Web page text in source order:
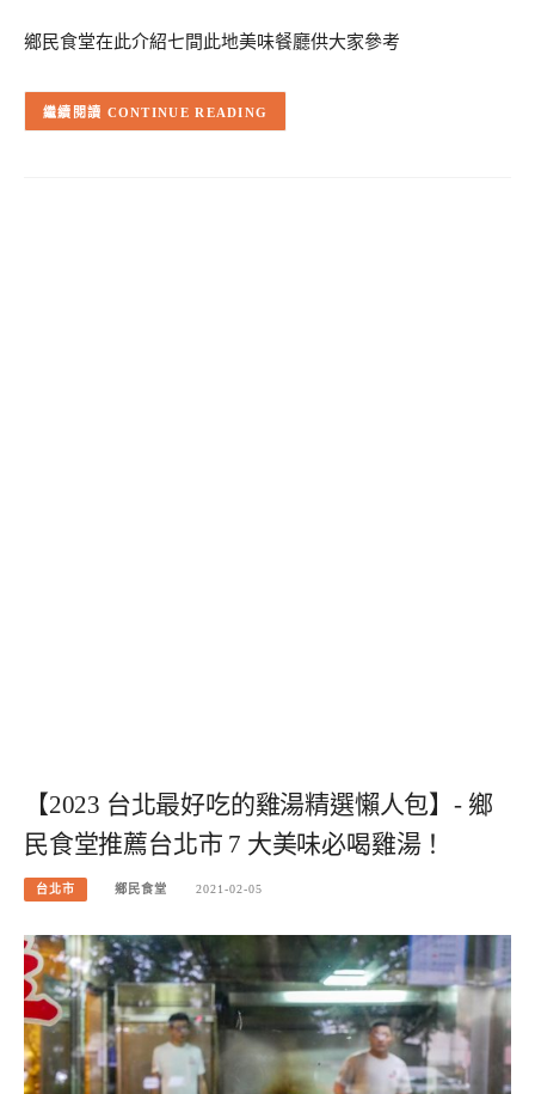
鄉民食堂在此介紹七間此地美味餐廳供大家參考
CONTINUE READING
【2023 台北最好吃的雞湯精選懶人包】- 鄉
民食堂推薦台北市 7 大美味必喝雞湯！
台北市 鄉民食堂 2021-02-05